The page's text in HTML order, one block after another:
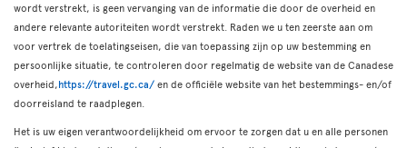
wordt verstrekt, is geen vervanging van de informatie die door de overheid en
andere relevante autoriteiten wordt verstrekt. Raden we u ten zeerste aan om
voor vertrek de toelatingseisen, die van toepassing zijn op uw bestemming en
persoonlijke situatie, te controleren door regelmatig de website van de Canadese
overheid,https://travel.gc.ca/ en de officiële website van het bestemmings- en/of
doorreisland te raadplegen.
Het is uw eigen verantwoordelijkheid om ervoor te zorgen dat u en alle personen